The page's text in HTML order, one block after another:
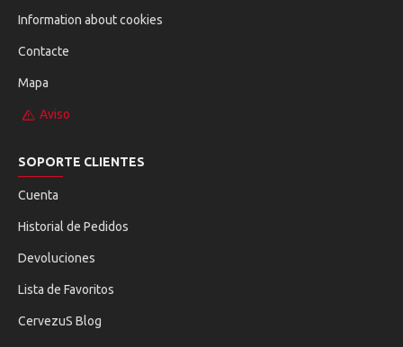
Information about cookies
Contacte
Mapa
Aviso
SOPORTE CLIENTES
Cuenta
Historial de Pedidos
Devoluciones
Lista de Favoritos
CervezuS Blog